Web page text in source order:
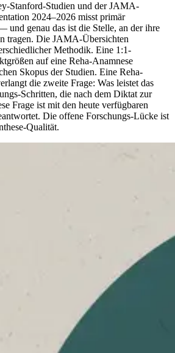
Stanford-Studien und der JAMA-
2024–2026 misst primär
und genau das ist die Stelle, an der ihre
tragen. Die JAMA-Übersichten
Methodik. Eine 1:1-
auf eine Reha-Anamnese
Skopus der Studien. Eine Reha-
die zweite Frage: Was leistet das
Schritten, die nach dem Diktat zur
Frage ist mit den heute verfügbaren
Die offene Forschungs-Lücke ist
Qualität.